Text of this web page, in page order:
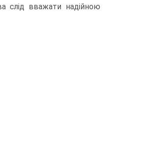
слід вважати надійною